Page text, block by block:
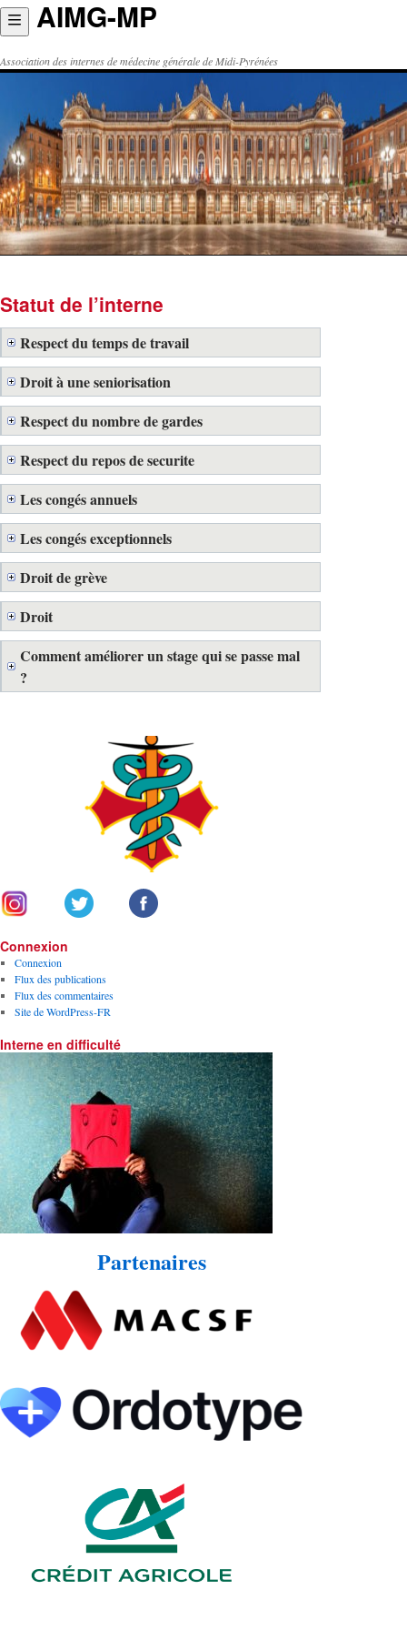
Aller
au
contenu
AIMG-MP
Association des internes de médecine générale de Midi-Pyrénées
Statut de l’interne
Respect du temps de travail
Droit à une seniorisation
Respect du nombre de gardes
Respect du repos de securite
Les congés annuels
Les congés exceptionnels
Droit de grève
Droit
Comment améliorer un stage qui se passe mal
?
Connexion
Connexion
Flux des publications
Flux des commentaires
Site de WordPress-FR
Interne en difficulté
Partenaires